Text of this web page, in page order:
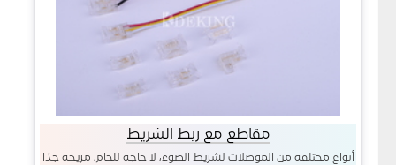
مقاطع مع ربط الشريط
أنواع مختلفة من الموصلات لشريط الضوء، لا حاجة للحام، مريحة جدًا